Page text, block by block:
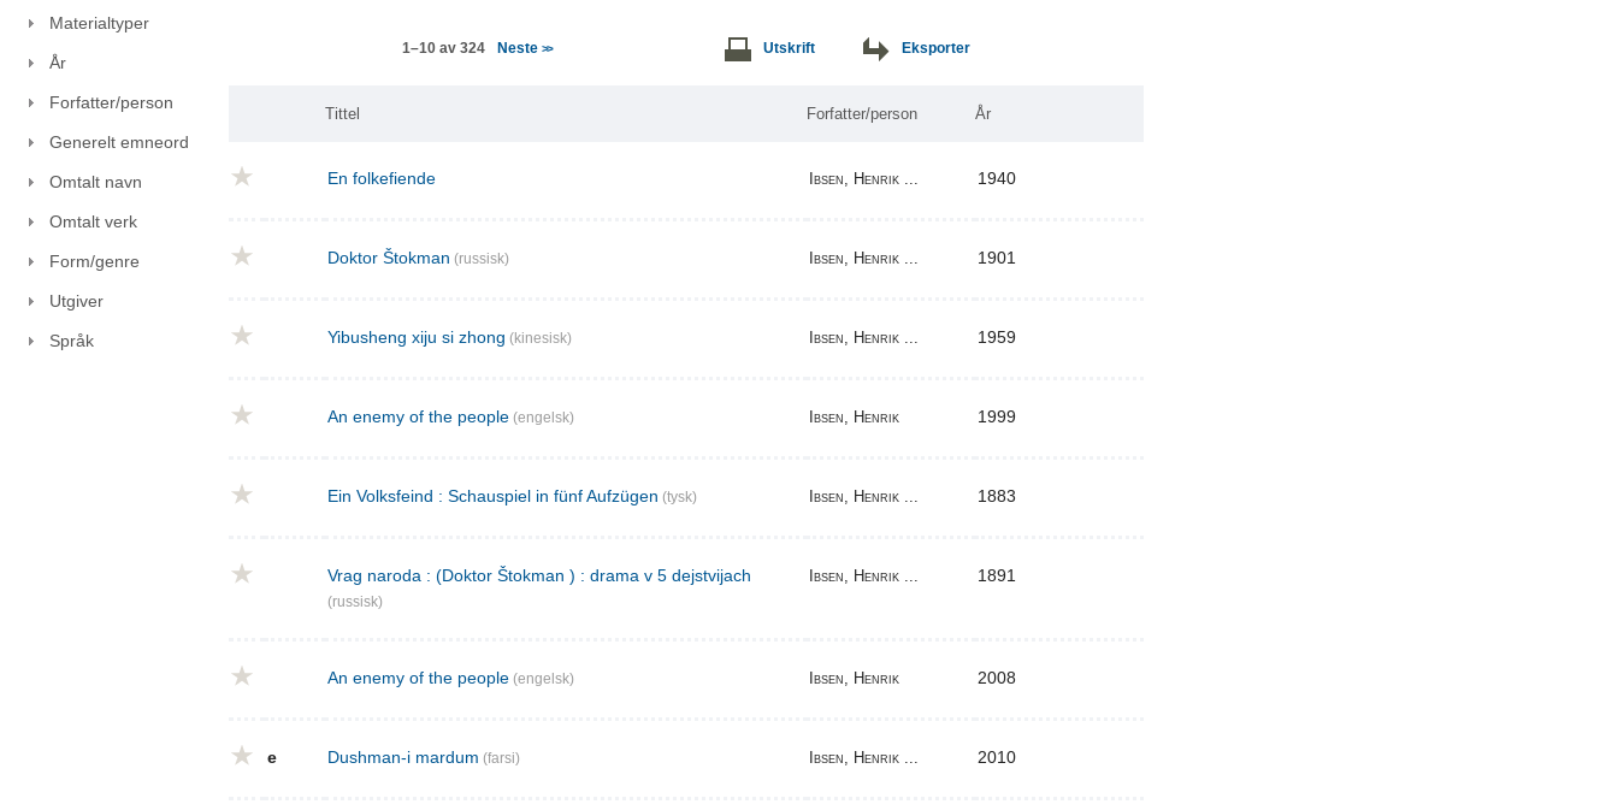
Materialtyper
År
Forfatter/person
Generelt emneord
Omtalt navn
Omtalt verk
Form/genre
Utgiver
Språk
1–10 av 324 Neste >> Utskrift Eksporter
Tittel Forfatter/person År
En folkefiende Ibsen, Henrik ... 1940
Doktor Štokman (russisk) Ibsen, Henrik ... 1901
Yibusheng xiju si zhong (kinesisk) Ibsen, Henrik ... 1959
An enemy of the people (engelsk) Ibsen, Henrik 1999
Ein Volksfeind : Schauspiel in fünf Aufzügen (tysk) Ibsen, Henrik ... 1883
Vrag naroda : (Doktor Štokman ) : drama v 5 dejstvijach
(russisk)
Ibsen, Henrik ... 1891
An enemy of the people (engelsk) Ibsen, Henrik 2008
e Dushman-i mardum (farsi) Ibsen, Henrik ... 2010